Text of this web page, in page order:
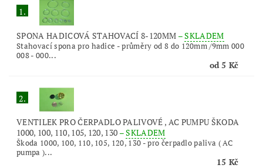
1.
SPONA HADICOVÁ STAHOVACÍ 8-120MM –SKLADEM
Stahovací spona pro hadice - průměry od 8 do 120mm /9mm 000
008 - 000...
od 5 Kč
2.
VENTILEK PRO ČERPADLO PALIVOVÉ , AC PUMPU ŠKODA
1000, 100, 110, 105, 120, 130 –SKLADEM
Škoda 1000, 100, 110, 105, 120, 130 - pro čerpadlo paliva ( AC
pumpa )...
15 Kč